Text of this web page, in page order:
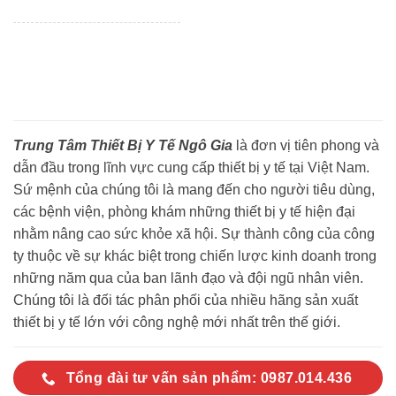
Trung Tâm Thiết Bị Y Tế Ngô Gia là đơn vị tiên phong và
dẫn đầu trong lĩnh vực cung cấp thiết bị y tế tại Việt Nam.
Sứ mệnh của chúng tôi là mang đến cho người tiêu dùng,
các bệnh viện, phòng khám những thiết bị y tế hiện đại
nhằm nâng cao sức khỏe xã hội. Sự thành công của công
ty thuộc về sự khác biệt trong chiến lược kinh doanh trong
những năm qua của ban lãnh đạo và đội ngũ nhân viên.
Chúng tôi là đối tác phân phối của nhiều hãng sản xuất
thiết bị y tế lớn với công nghệ mới nhất trên thế giới.
Tổng đài tư vấn sản phẩm: 0987.014.436